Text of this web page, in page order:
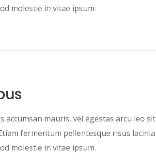
molestie in vitae ipsum.
mauris, vel egestas arcu leo sit
fermentum pellentesque risus lacinia
molestie in vitae ipsum.